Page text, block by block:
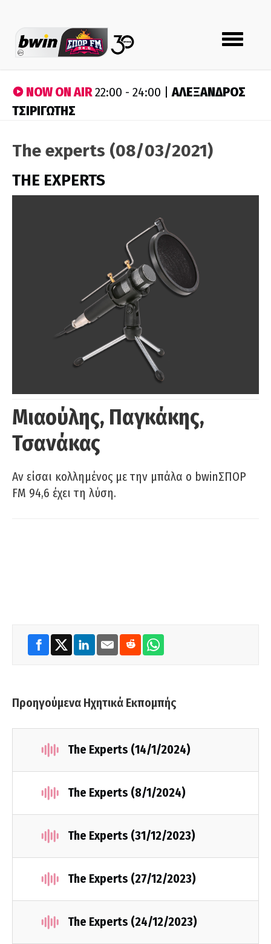
Toggle
navigation
NOW ON AIR22:00 - 24:00 |ΑΛΕΞΑΝΔΡΟΣ
ΤΣΙΡΙΓΩΤΗΣ
The experts (08/03/2021)
THE EXPERTS
Μιαούλης, Παγκάκης,
Τσανάκας
Αν είσαι κολλημένος με την μπάλα ο bwinΣΠΟΡ
FM 94,6 έχει τη λύση.
Προηγούμενα Ηχητικά Εκπομπής
The Experts (14/1/2024)
The Experts (8/1/2024)
The Experts (31/12/2023)
The Experts (27/12/2023)
The Experts (24/12/2023)